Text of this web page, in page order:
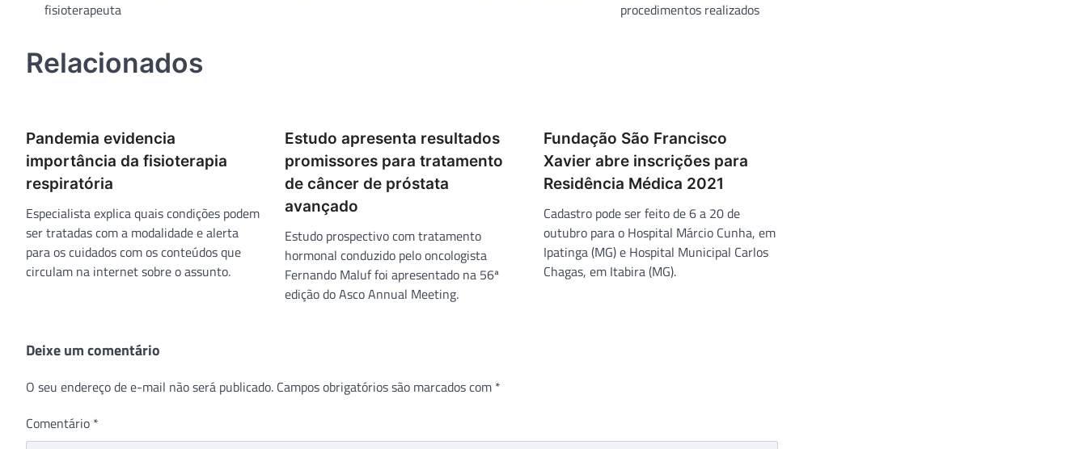
fisioterapeuta
procedimentos realizados
Relacionados
Pandemia evidencia
importância da fisioterapia
respiratória
Especialista explica quais condições podem
ser tratadas com a modalidade e alerta
para os cuidados com os conteúdos que
circulam na internet sobre o assunto.
Estudo apresenta resultados
promissores para tratamento
de câncer de próstata
avançado
Estudo prospectivo com tratamento
hormonal conduzido pelo oncologista
Fernando Maluf foi apresentado na 56ª
edição do Asco Annual Meeting.
Fundação São Francisco
Xavier abre inscrições para
Residência Médica 2021
Cadastro pode ser feito de 6 a 20 de
outubro para o Hospital Márcio Cunha, em
Ipatinga (MG) e Hospital Municipal Carlos
Chagas, em Itabira (MG).
Deixe um comentário
O seu endereço de e-mail não será publicado. Campos obrigatórios são marcados com *
Comentário *